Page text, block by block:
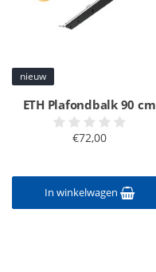
nieuw
ETH Plafondbalk 90 cm
€72,00
In winkelwagen